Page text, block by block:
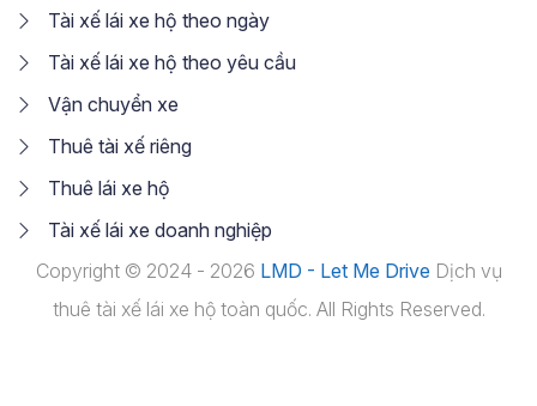
Tài xế lái xe hộ theo ngày
Tài xế lái xe hộ theo yêu cầu
Vận chuyển xe
Thuê tài xế riêng
Thuê lái xe hộ
Tài xế lái xe doanh nghiệp
Copyright © 2024 - 2026 LMD - Let Me Drive Dịch vụ
thuê tài xế lái xe hộ toàn quốc. All Rights Reserved.